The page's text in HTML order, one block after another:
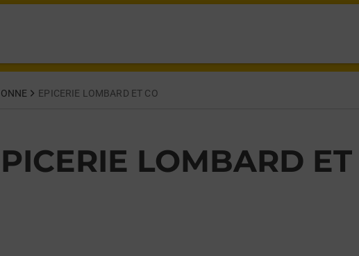
EPICERIE LOMBARD ET CO
LOMBARD ET
PORTET SUR GARONNE,